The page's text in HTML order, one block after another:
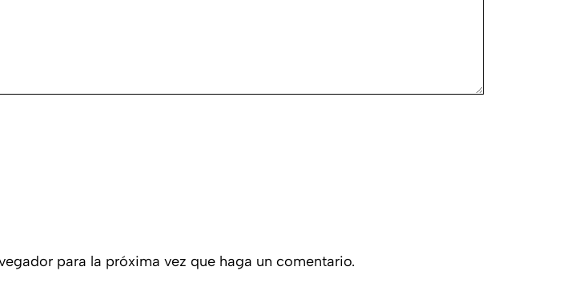
para la próxima vez que haga un comentario.